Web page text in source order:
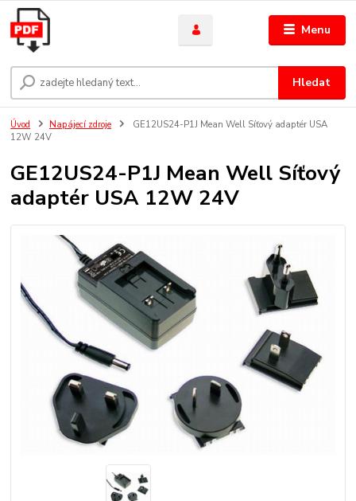
Menu
Hledat
Úvod Napájecí zdroje
GE12US24-P1J Mean Well Síťový adaptér USA
12W 24V
GE12US24-P1J Mean Well Síťový
adaptér USA 12W 24V